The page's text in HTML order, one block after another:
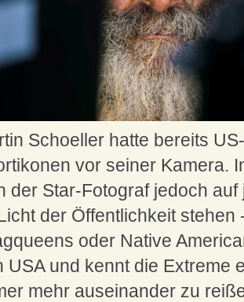
Schoeller hatte bereits
vor seiner Kamera.
der Star-Fotograf jedoch
der Öffentlichkeit
oder Native
USA und kennt die Extreme
mehr auseinander zu